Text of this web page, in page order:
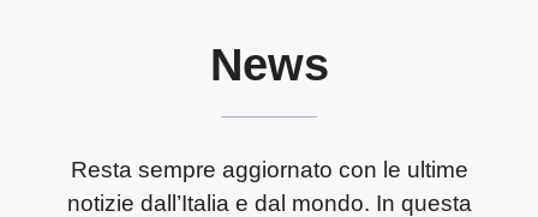
News
Resta sempre aggiornato con le ultime
notizie dall’Italia e dal mondo. In questa